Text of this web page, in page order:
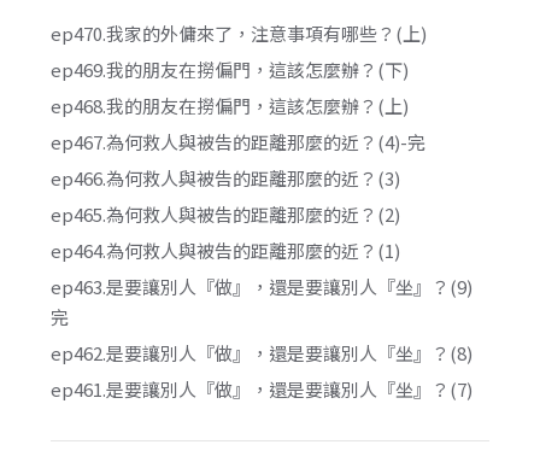
ep470.我家的外傭來了，注意事項有哪些？(上)
ep469.我的朋友在撈偏門，這該怎麼辦？(下)
ep468.我的朋友在撈偏門，這該怎麼辦？(上)
ep467.為何救人與被告的距離那麼的近？(4)-完
ep466.為何救人與被告的距離那麼的近？(3)
ep465.為何救人與被告的距離那麼的近？(2)
ep464.為何救人與被告的距離那麼的近？(1)
ep463.是要讓別人『做』，還是要讓別人『坐』？(9)
完
ep462.是要讓別人『做』，還是要讓別人『坐』？(8)
ep461.是要讓別人『做』，還是要讓別人『坐』？(7)